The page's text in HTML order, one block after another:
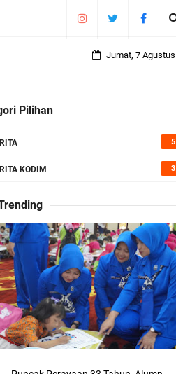
Jumat, 7 Agustus
Pilihan
5
KODIM 3